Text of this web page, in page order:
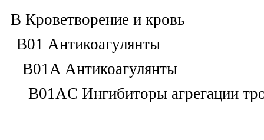
B Кроветворение и кровь
B01 Антикоагулянты
B01A Антикоагулянты
B01AC Ингибиторы агрегации